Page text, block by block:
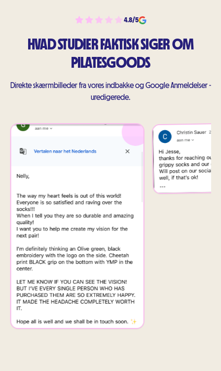
4.8/5
HVAD STUDIER FAKTISK SIGER OM
PILATESGOODS
Direkte skærmbilleder fra vores indbakke og Google Anmeldelser -
uredigerede.